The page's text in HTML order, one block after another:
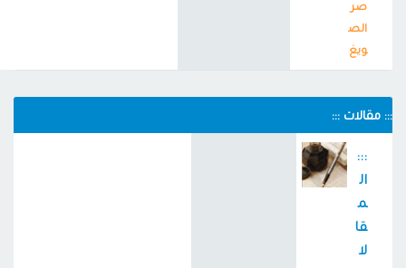
صر
الص
ويغ
::: مقالات :::
:::
ال
م
قا
لا